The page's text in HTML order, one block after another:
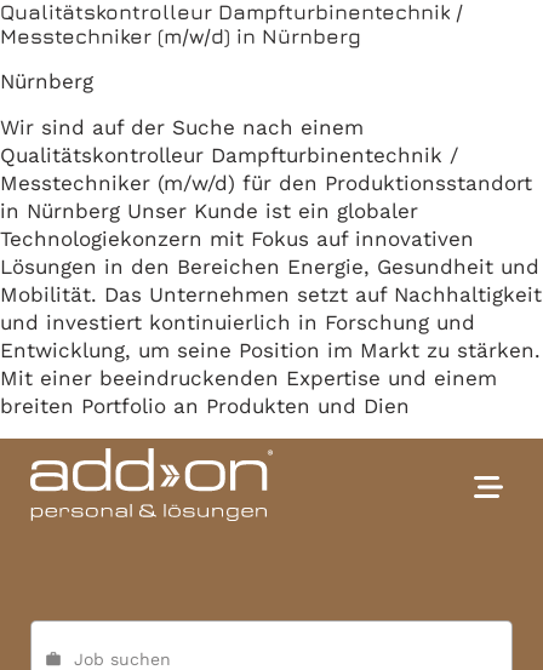
Qualitätskontrolleur Dampfturbinentechnik /
Messtechniker (m/w/d) in Nürnberg
Nürnberg
Wir sind auf der Suche nach einem
Qualitätskontrolleur Dampfturbinentechnik /
Messtechniker (m/w/d) für den Produktionsstandort
in Nürnberg Unser Kunde ist ein globaler
Technologiekonzern mit Fokus auf innovativen
Lösungen in den Bereichen Energie, Gesundheit und
Mobilität. Das Unternehmen setzt auf Nachhaltigkeit
und investiert kontinuierlich in Forschung und
Entwicklung, um seine Position im Markt zu stärken.
Mit einer beeindruckenden Expertise und einem
breiten Portfolio an Produkten und Dien
work Job suchen